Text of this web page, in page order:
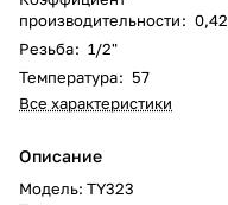
производительности: 0,42
Резьба: 1/2"
Температура: 57
Все характеристики
Описание
Модель: TY323